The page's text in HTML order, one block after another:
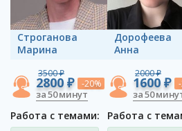
Строганова
Марина
3500 ₽
2800 ₽ -20%
за 50 минут
Работа с темами:
Дорофеева
Анна
2000 ₽
1600 ₽
за 50
Работа с